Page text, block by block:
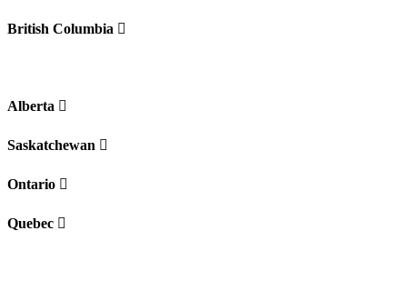
British Columbia
Alberta
Saskatchewan
Ontario
Quebec